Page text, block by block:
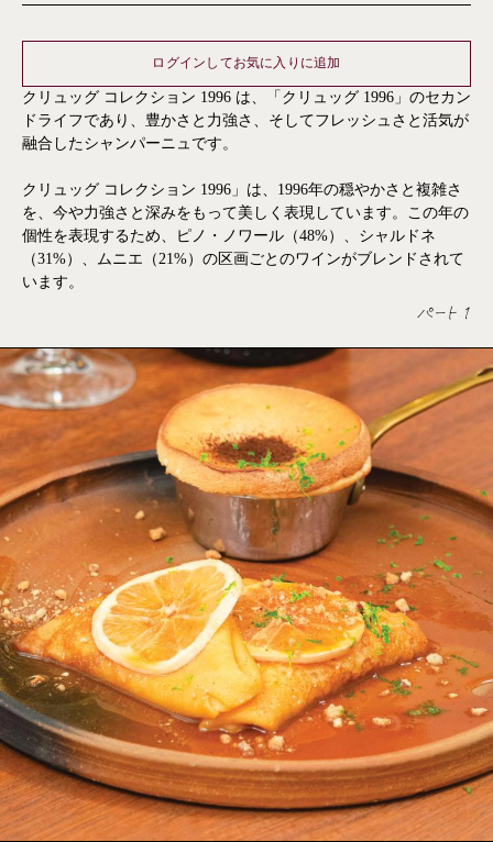
ログインしてお気に入りに追加
クリュッグ コレクション 1996 は、「クリュッグ 1996」のセカン
ドライフであり、豊かさと力強さ、そしてフレッシュさと活気が
融合したシャンパーニュです。
クリュッグ コレクション 1996」は、1996年の穏やかさと複雑さ
を、今や力強さと深みをもって美しく表現しています。この年の
個性を表現するため、ピノ・ノワール（48%）、シャルドネ
（31%）、ムニエ（21%）の区画ごとのワインがブレンドされて
います。
パート 1